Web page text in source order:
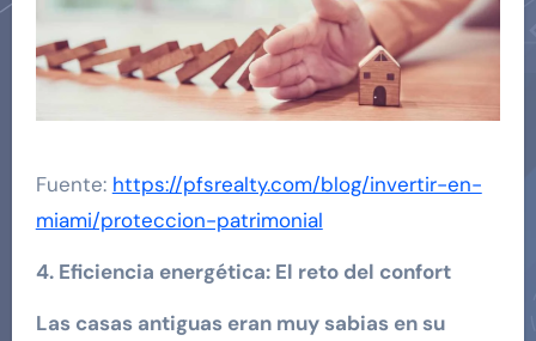
Fuente: https://pfsrealty.com/blog/invertir-en-
miami/proteccion-patrimonial
4. Eficiencia energética: El reto del confort
Las casas antiguas eran muy sabias en su